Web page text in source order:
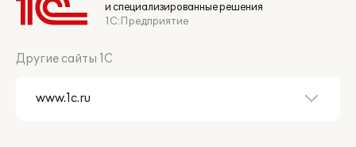
и специализированные решения
1С:Предприятие
Другие сайты 1С